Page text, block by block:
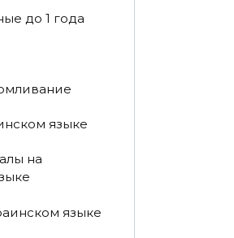
до 1 года
языке
на
языке